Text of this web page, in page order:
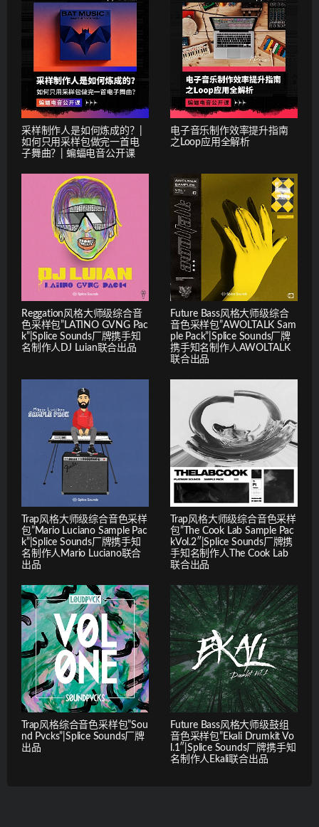
采样制作人是如何炼成的？|
如何只用采样包做完一首电
子舞曲？| 蝙蝠电音公开课
电子音乐制作效率提升指南
之Loop应用全解析
Reggation风格大师级综合音
色采样包”LATINO GVNG Pac
k”|Splice Sounds厂牌携手知
名制作人DJ Luian联合出品
Future Bass风格大师级综合
音色采样包”AWOLTALK Sam
ple Pack”|Splice Sounds厂牌
携手知名制作人AWOLTALK
联合出品
Trap风格大师级综合音色采样
包”Mario Luciano Sample Pac
k”|Splice Sounds厂牌携手知
名制作人Mario Luciano联合
出品
Trap风格大师级综合音色采样
包”The Cook Lab Sample Pac
kVol.2″|Splice Sounds厂牌携
手知名制作人The Cook Lab
联合出品
Trap风格综合音色采样包”Sou
nd Pvcks”|Splice Sounds厂牌
出品
Future Bass风格大师级鼓组
音色采样包”Ekali Drumkit Vo
l.1″|Splice Sounds厂牌携手知
名制作人Ekali联合出品